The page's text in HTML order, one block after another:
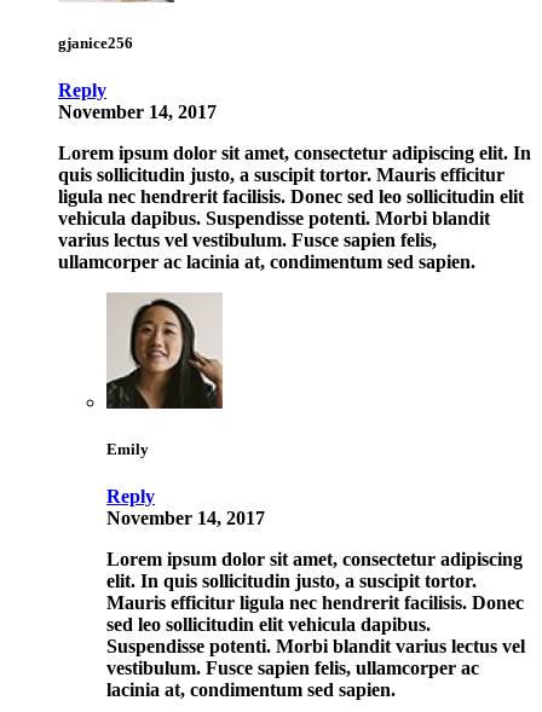
gjanice256
Reply
November 14, 2017
Lorem ipsum dolor sit amet, consectetur adipiscing elit. In
quis sollicitudin justo, a suscipit tortor. Mauris efficitur
ligula nec hendrerit facilisis. Donec sed leo sollicitudin elit
vehicula dapibus. Suspendisse potenti. Morbi blandit
varius lectus vel vestibulum. Fusce sapien felis,
ullamcorper ac lacinia at, condimentum sed sapien.
Emily
Reply
November 14, 2017
Lorem ipsum dolor sit amet, consectetur adipiscing
elit. In quis sollicitudin justo, a suscipit tortor.
Mauris efficitur ligula nec hendrerit facilisis. Donec
sed leo sollicitudin elit vehicula dapibus.
Suspendisse potenti. Morbi blandit varius lectus vel
vestibulum. Fusce sapien felis, ullamcorper ac
lacinia at, condimentum sed sapien.